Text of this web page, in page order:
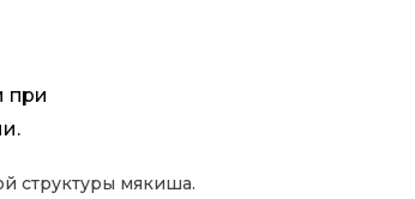
при
структуры мякиша.